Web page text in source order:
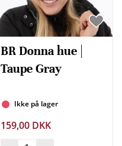
BR Donna hue |
Taupe Gray
Ikke på lager
159,00 DKK